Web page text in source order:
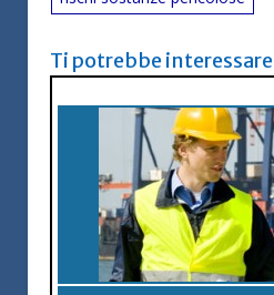
Ti potrebbe interessare